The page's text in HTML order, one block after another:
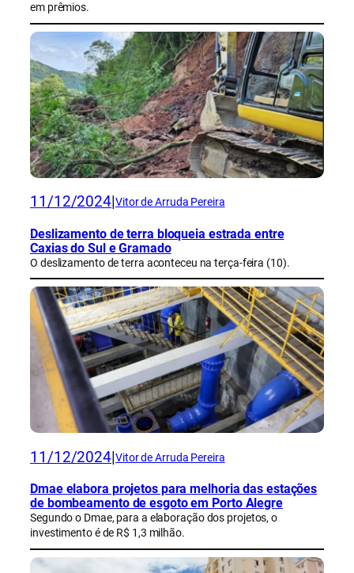
em prêmios.
11/12/2024 Vitor de Arruda Pereira
Deslizamento de terra bloqueia estrada entre
Caxias do Sul e Gramado
O deslizamento de terra aconteceu na terça-feira (10).
11/12/2024 Vitor de Arruda Pereira
Dmae elabora projetos para melhoria das estações
de bombeamento de esgoto em Porto Alegre
Segundo o Dmae, para a elaboração dos projetos, o
investimento é de R$ 1,3 milhão.